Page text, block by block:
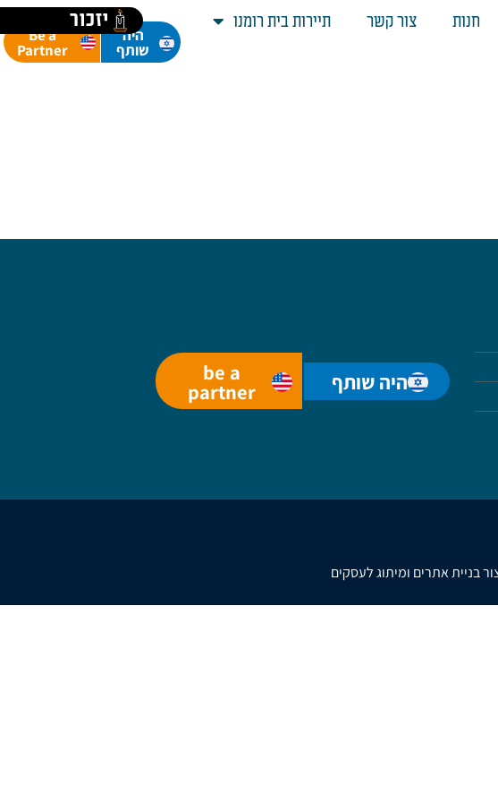
יזכור חנות צור קשר תיירות בית רומנו
היה
שותף
Be a
Partner
היה שותף be a
partner
בניית אתרים ומיתוג לעסקים